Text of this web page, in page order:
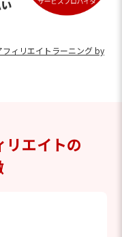
フィリエイトラーニング by
リエイトの